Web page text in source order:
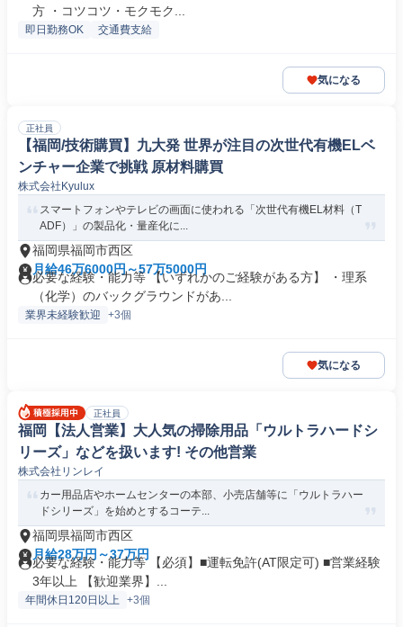
方 ・コツコツ・モクモク...
即日勤務OK 交通費支給
気になる
正社員
【福岡/技術購買】九大発 世界が注目の次世代有機ELベ
ンチャー企業で挑戦 原材料購買
株式会社Kyulux
スマートフォンやテレビの画面に使われる「次世代有機EL材料（T
ADF）」の製品化・量産化に...
福岡県福岡市西区
月給46万6000円～57万5000円
必要な経験・能力等 【いずれかのご経験がある方】 ・理系
（化学）のバックグラウンドがあ...
業界未経験歓迎 +3個
気になる
正社員
福岡【法人営業】大人気の掃除用品「ウルトラハードシ
リーズ」などを扱います! その他営業
株式会社リンレイ
カー用品店やホームセンターの本部、小売店舗等に「ウルトラハー
ドシリーズ」を始めとするコーテ...
福岡県福岡市西区
月給28万円～37万円
必要な経験・能力等 【必須】■運転免許(AT限定可) ■営業経験
3年以上 【歓迎業界】...
年間休日120日以上 +3個